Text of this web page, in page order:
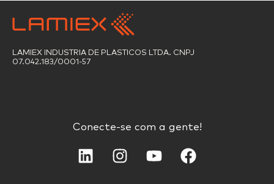
LAMIEX INDUSTRIA DE PLASTICOS LTDA. CNPJ
07.042.183/0001-57
Conecte-se com a gente!